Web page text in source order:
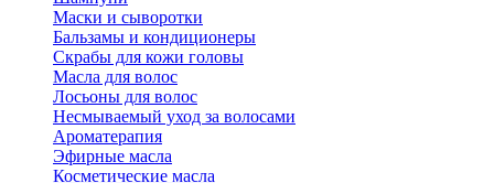
Маски и сыворотки
Бальзамы и кондиционеры
Скрабы для кожи головы
Масла для волос
Лосьоны для волос
Несмываемый уход за волосами
Ароматерапия
Эфирные масла
Косметические масла